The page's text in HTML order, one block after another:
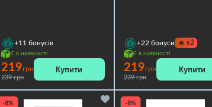
+11 бонусів
Є в наявності
219грн
239 грн
Купити
+22 бонуси 🔥x2
Є в наявності
219грн
239 грн
Купити
-8% -8%